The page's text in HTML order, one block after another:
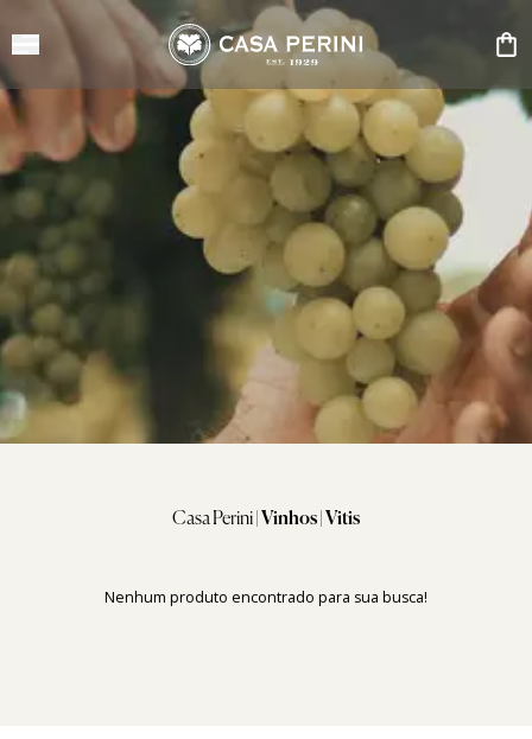
Casa Perini Vinhos Vitis
Nenhum produto encontrado para sua busca!